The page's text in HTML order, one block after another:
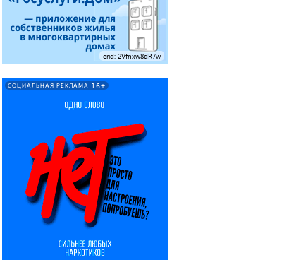
erid: 2Vfnxw8dR7w
СОЦИАЛЬНАЯ РЕКЛАМА 16+